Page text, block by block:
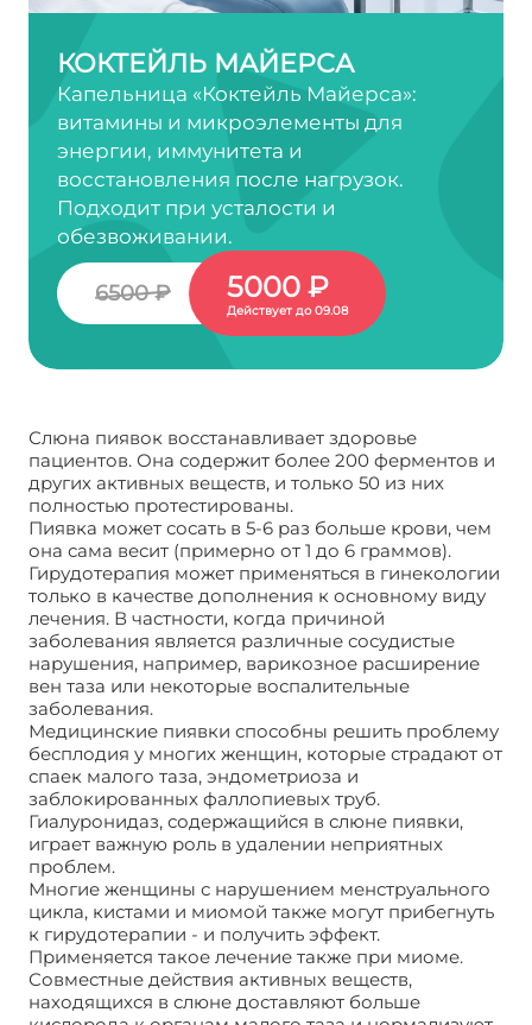
КОКТЕЙЛЬ МАЙЕРСА
Капельница «Коктейль Майерса»:
витамины и микроэлементы для
энергии, иммунитета и
восстановления после нагрузок.
Подходит при усталости и
обезвоживании.
6500 ₽ 5000 ₽
Действует до 09.08
Слюна пиявок восстанавливает здоровье
пациентов. Она содержит более 200 ферментов и
других активных веществ, и только 50 из них
полностью протестированы.
Пиявка может сосать в 5-6 раз больше крови, чем
она сама весит (примерно от 1 до 6 граммов).
Гирудотерапия может применяться в гинекологии
только в качестве дополнения к основному виду
лечения. В частности, когда причиной
заболевания является различные сосудистые
нарушения, например, варикозное расширение
вен таза или некоторые воспалительные
заболевания.
Медицинские пиявки способны решить проблему
бесплодия у многих женщин, которые страдают от
спаек малого таза, эндометриоза и
заблокированных фаллопиевых труб.
Гиалуронидаз, содержащийся в слюне пиявки,
играет важную роль в удалении неприятных
проблем.
Многие женщины с нарушением менструального
цикла, кистами и миомой также могут прибегнуть
к гирудотерапии - и получить эффект.
Применяется такое лечение также при миоме.
Совместные действия активных веществ,
находящихся в слюне доставляют больше